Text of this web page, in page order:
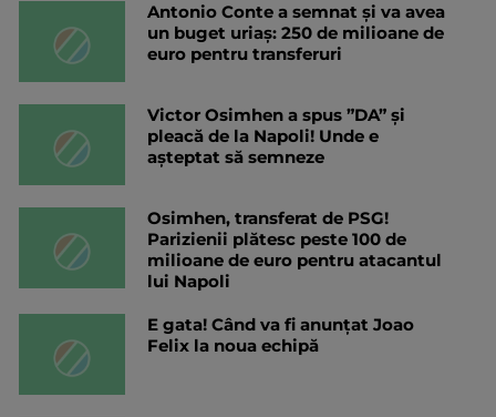
Antonio Conte a semnat și va avea
un buget uriaș: 250 de milioane de
euro pentru transferuri
Victor Osimhen a spus ”DA” și
pleacă de la Napoli! Unde e
așteptat să semneze
Osimhen, transferat de PSG!
Parizienii plătesc peste 100 de
milioane de euro pentru atacantul
lui Napoli
E gata! Când va fi anunțat Joao
Felix la noua echipă